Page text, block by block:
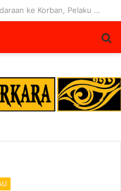
Lapas Pasir Pangaraian Bantah Isu Price Fixing, Tegaskan Semua Layanan Gratis